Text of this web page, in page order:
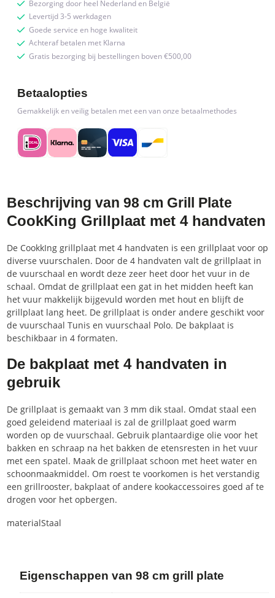
Bezorging door heel Nederland en België
Levertijd 3-5 werkdagen
Goede service en hoge kwaliteit
Achteraf betalen met Klarna
Gratis bezorging bij bestellingen boven €500,00
Betaalopties
Gemakkelijk en veilig betalen met een van onze betaalmethodes
Beschrijving van 98 cm Grill Plate
CookKing Grillplaat met 4 handvaten
De CookkIng grillplaat met 4 handvaten is een grillplaat voor op
diverse vuurschalen. Door de 4 handvaten valt de grillplaat in
de vuurschaal en wordt deze zeer heet door het vuur in de
schaal. Omdat de grillplaat een gat in het midden heeft kan
het vuur makkelijk bijgevuld worden met hout en blijft de
grillplaat lang heet. De grillplaat is onder andere geschikt voor
de vuurschaal Tunis en vuurschaal Polo. De bakplaat is
beschikbaar in 4 formaten.
De bakplaat met 4 handvaten in
gebruik
De grillplaat is gemaakt van 3 mm dik staal. Omdat staal een
goed geleidend materiaal is zal de grillplaat goed warm
worden op de vuurschaal. Gebruik plantaardige olie voor het
bakken en schraap na het bakken de etensresten in het vuur
met een spatel. Maak de grillplaat schoon met heet water en
schoonmaakmiddel. Om roest te voorkomen is het verstandig
een grillrooster, bakplaat of andere kookaccessoires goed af te
drogen voor het opbergen.
materialStaal
Eigenschappen van 98 cm grill plate